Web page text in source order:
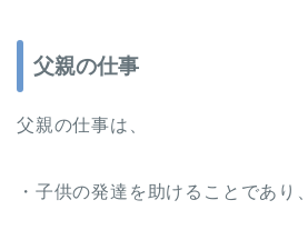
父親の仕事
父親の仕事は、
・子供の発達を助けることであり、